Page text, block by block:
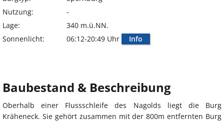
Nutzung:
-
Lage:
340 m.ü.NN.
Sonnenlicht:
06:12-20:49 Uhr Info
Baubestand & Beschreibung
Oberhalb einer Flussschleife des Nagolds liegt die Burg
Kräheneck. Sie gehört zusammen mit der 800m entfernten Burg